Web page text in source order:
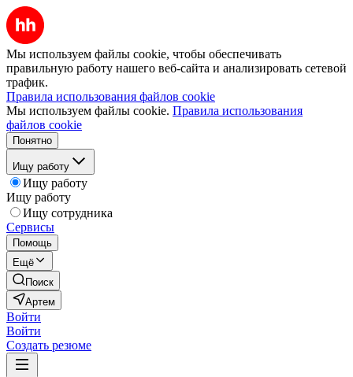
Мы используем файлы cookie, чтобы обеспечивать
правильную работу нашего веб-сайта и анализировать сетевой
трафик.
Правила использования файлов cookie
Мы используем файлы cookie. Правила использования
файлов cookie
Понятно
Ищу работу
Ищу работу
Ищу работу
Ищу сотрудника
Сервисы
Помощь
Ещё
Поиск
Артем
Войти
Войти
Создать резюме